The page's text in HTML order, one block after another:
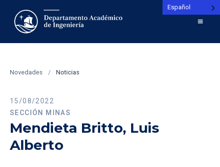
Novedades / Noticias
15/08/2022
SECCIÓN MINAS
Mendieta Britto, Luis
Alberto
Español